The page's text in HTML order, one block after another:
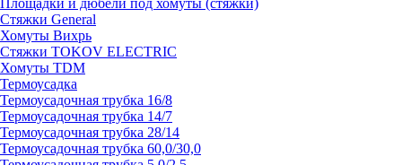
Площадки и дюбели под хомуты (стяжки)
Стяжки General
Хомуты Вихрь
Стяжки TOKOV ELECTRIC
Хомуты TDM
Термоусадка
Термоусадочная трубка 16/8
Термоусадочная трубка 14/7
Термоусадочная трубка 28/14
Термоусадочная трубка 60,0/30,0